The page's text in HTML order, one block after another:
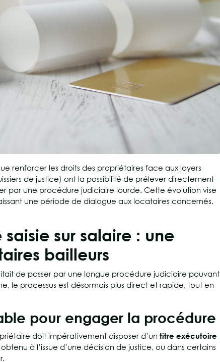
renforcer les droits des propriétaires face aux loyers
de justice) ont la possibilité de prélever directement
par une procédure judiciaire lourde. Cette évolution vise
une période de dialogue aux locataires concernés.
sur salaire : une
bailleurs
de passer par une longue procédure judiciaire pouvant
le processus est désormais plus direct et rapide, tout en
pour engager la procédure
doit impérativement disposer d’un titre exécutoire
à l’issue d’une décision de justice, ou dans certains